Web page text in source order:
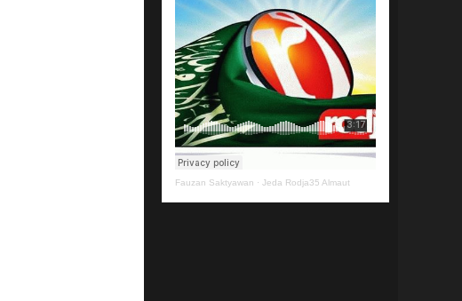
Fauzan Saktyawan · Jeda Rodja35 Almaut